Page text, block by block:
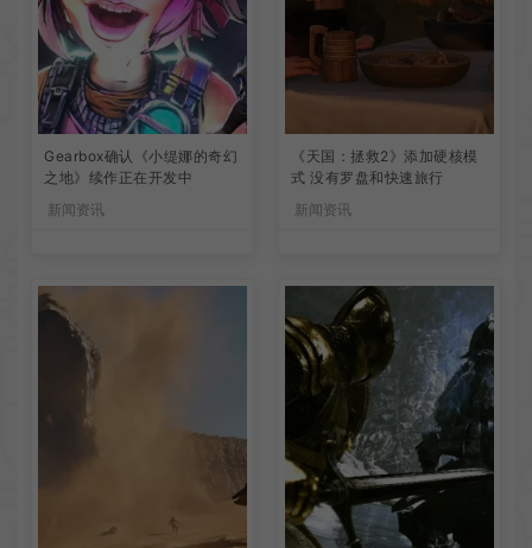
Gearbox确认《小缇娜的奇幻
之地》续作正在开发中
新闻资讯
《天国：拯救2》添加硬核模
式 没有罗盘和快速旅行
新闻资讯